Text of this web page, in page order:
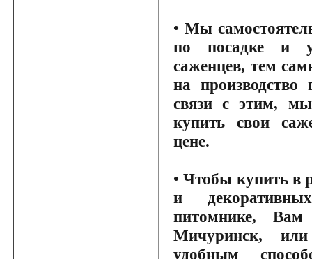
• Мы
по посадке и
саженцев, тем
на производство
связи с этим,
купить свои
цене.
• Чтобы купить в
и
питомнике, Вам
Мичуринск,
удобным